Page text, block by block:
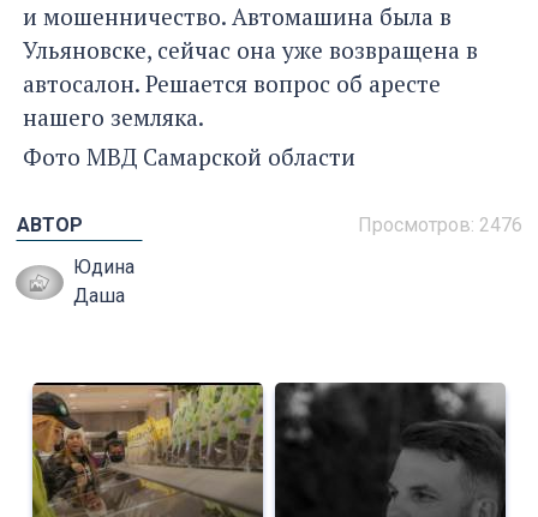
и мошенничество. Автомашина была в
Ульяновске, сейчас она уже возвращена в
автосалон. Решается вопрос об аресте
нашего земляка.
Фото МВД Самарской области
Просмотров: 2476
АВТОР
Юдина
Даша